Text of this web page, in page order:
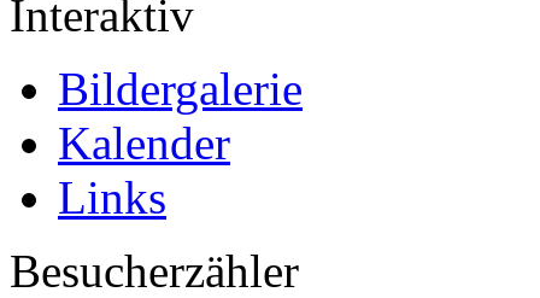
Interaktiv
Bildergalerie
Kalender
Links
Besucherzähler